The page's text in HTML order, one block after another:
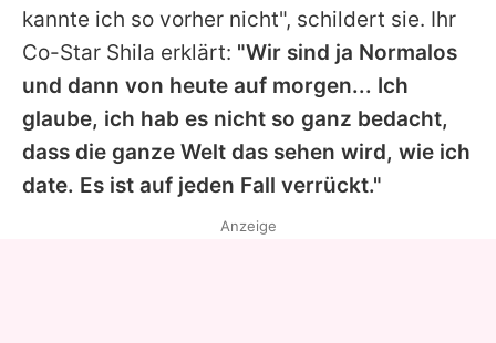
kannte ich so vorher nicht", schildert sie. Ihr
Co-Star Shila erklärt: "Wir sind ja Normalos
und dann von heute auf morgen... Ich
glaube, ich hab es nicht so ganz bedacht,
dass die ganze Welt das sehen wird, wie ich
date. Es ist auf jeden Fall verrückt."
Anzeige